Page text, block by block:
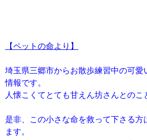
【ペットの命より】
埼玉県三郷市からお散歩練習中の可愛
情報です。
人懐こくてとても甘えん坊さんとのこ
是非、この小さな命を救って下さる方
ます。